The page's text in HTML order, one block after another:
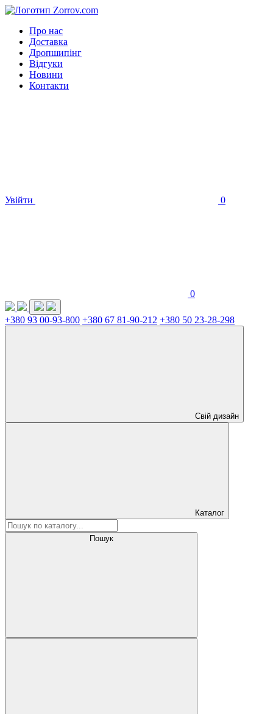
Про нас
Доставка
Дропшипінг
Відгуки
Новини
Контакти
Увійти 0
0
+380 93 00-93-800 +380 67 81-90-212 +380 50 23-28-298
Свій дизайн
Каталог
Пошук